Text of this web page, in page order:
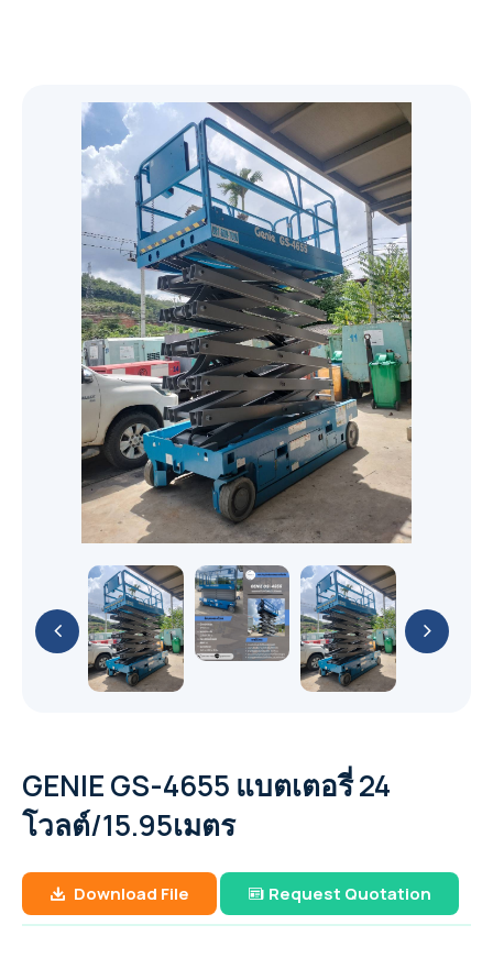
SF 1-6 scroll 1.5-5.5 kW/2-7.5 hp
AQ 15-55 VSD (15-55 kW/20-75 hp)
G
G 2-5/G 7-11/G 15-22/G 30-45/G 55-90 (2-
90 kW/3-120 hp)
Refrigerant Air Dryer
FX6-400 230V 50Hz
FD VSD 100-300, FD 5-95 and FX 5-300
Refrigerant Dryer F 6-400
Control & Monitor
CONTROL SOLUTIONS ES 4i & ES 6i
integrated control systems ES 6 wall-
mounted control system
Control solutions Equalizer 4.0 (EQ)
compressor room controller
GA
GA 30+-90/GA 37-110 VSD+ (30-110
kW/40-150 hp)
GA 30+-90 (30-90 kW/40-125 hp)
GA 11-26 / GA 11+-30 (11-30 kW / 15-40 hp)
Oil inject screw
Air Quality
GAVSD+
GA 37-110 VSD+ (37-110 kW/50-150 hp)
GA 7-37 VSD+ (7-37 kW/10-50 hp)
GA 22-37 VSDS (22-37 kW/30-50 hp)
GA 5-37 VSDS (5-37 kW/7-50 hp)
Filter
Air treatment solutions
Compressed air filters
Nitrogen & Oxygen
On-site industrial gases
GAVSDIPM
XA(H,T,V)S 350-450 T2 WUX
THE POWER OF CONNECTIVITY
QAS 325-400 (50-60 Hz)
Rental Aircompressor
XAS 97
51 mm (2") PRO-FLO BOLTED PLASTIC
PUMP
38 mm (1-1/2") PRO-FLO BOLTED PLASTIC
PUMP
25 mm (1") PRO-FLO BOLTED PLASTIC
PUMP
13 mm (1/2") PRO-FLO BOLTED PLASTIC
PUMP
6 mm (1/4") PRO-FLO BOLTED PLASTIC
PUMP
38 mm (1-1/2") PRO-FLO BOLTED METAL
PUMP
38 mm (1-1/2") PRO-FLO SHIFT CLAMPED
PLASTIC PUMP
76 mm (3") PRO-FLO SHIFT CLAMPED
METAL PUMP
51 mm (2") PRO-FLO SHIFT CLAMPED
METAL PUMP
38 mm (1-1/2") PRO-FLO SHIFT CLAMPED
METAL PUMP
13 mm (1/2") PRO-FLO SHIFT CLAMPED
METAL PUMP
76 mm (3") PRO-FLO SHIFT BOLTED
PLASTIC PUMP
51 mm (2") PRO-FLO SHIFT BOLTED
PLASTIC PUMP
PLASTIC PUMP
76 mm (3") PRO-FLO SHIFT BOLTED METAL
51 mm (2") PRO-FLO SHIFT BOLTED METAL
Original Series
Diaphragms
Diaphragms
Yale HTP Push trolley
Electric Trolleys
Yale VTE-U Electric trolley
Trolley and Beam Clamps
Yale CTP Trolley clamp
Yale YC Beam clamp
Explosion Proof Trolleys
Yale HTG ATEX Push and geared trolley
Yale HTP ATEX Push and geared trolley
Textile Lifiting Slings
07 Textile Lifiting Slings
Lever Hoists
YaleERGO 360® UT Ratchet lever hoist
with safety gear
Yalehandy Ratchet Lever hoist
YaleERGO 360 Ratchet lever hoist
Hand Chain Hoists
YaleLift IT Hand chain hoist with integrated
push or geared type trolley
YaleLift LH Hand chain hoist with
integrated push or geared type trolley
(low headroom)
Cable Puller and Acccessories
Yale Pulley blocks
Explosion Proof (ATEX) Hand Chain Hoists
YaleLift LH ATEX Hand chain hoist with
integrated push or geared type trolley
(low headroom)
integrated push or geared type trolley
Yalelift 360 ATEX Hand chain hoist
Hoisting and Lifting
GENIE Z-80/60 น้ำมันดีเซล/23.77เมตร
GENIE Z-60/34 น้ำมันดีเซล/18.39เมตร
GENIE Z-45/25J แบตเตอร์รี่ 48
โวลต์/15.94เมตร
GENIE S-85 น้ำมันดีเซล/25.90เมตร
X-Lift
GENIE GS-2032 แบตเตอรี่ 24 โวลต์/6.10เมตร
GENIE GS-4655 แบตเตอรี่ 24
โวลต์/15.95เมตร
GENIE GS-4047 แบตเตอรี่ 24
โวลต์/11.89เมตร
GENIE GS-2646 แบตเตอรี่ 24
โวลต์/7.92เมตร
Personal - Lift
GENIE AWP-40S แบตเตอรี่ 24
โวลต์/12.29เมตร
เหล็กโครงสร้างรูปพรรณรีดเย็น
เหล็กกล่องแบนกัลวาไนส์ (Galvanized Steel
Square Pipes)
เหล็กกล่องสี่เหลี่ยมกัลวาไนซ์ (Galvanized
Steel Square Pipes)
เหล็กตัวซี (C Light Lip Channel)
เหล็กกล่องแบน (Carbon Steel Rectangular
Pipes)
API (ASTM) A53
เหล็กกล่องสี่เหลี่ยม (Carbon Steel Square
Pipes)
เหล็กท่อประปากัลวาไนซ์ (Galvanized Steel
Pipe)
เหล็กเสริมคอนกรีต หรือเหล็กเส้นก่อสร้าง
เหล็กข้ออ้อย (Deformed Bars Steel)
เหล็กเพลาขาว (Cold Drawn Bar)
เหล็กเส้นกลม (Round Bar Steel)
เหล็กโครงสร้างรูปพรรณรีดร้อน
เหล็กฉาก (Equal Angles Steel)
เหล็กรางพับ (Cold Formed Channel)
เหล็กไวด์แฟรงค์ (Wide Flange Steel)
เหล็กรางน้ำ (Channel Steel)
เหล็กไอบีม (I-Beam Steel)
เหล็กเอชบีม (H-Beam Steel)
เหล็กโครงสร้างทั่วๆ ไป
เหล็กแผ่นชุบซิงค์ (Electro Galvanized Steel
Sheet)
เหล็กสี่เหลี่ยมตัน (Steel Square Bars)
เหล็กแผ่น หรือ เหล็กแผ่นดำ (Hot Rolled Steel
Plate And Sheet)
เหล็กแผ่นลาย (Checkered Plate)
เหล็กแบน (Flat Bars Steel)
อุปกรณ์โรงงาน
Parts
สกรูน็อตแหวนสแตนเลส
สกรูน็อตแหวนมิลดำ
สกรูน็อตแหวนชุบขาว
GENIE GS-4655 แบตเตอรี่ 24
โวลต์/15.95เมตร
Download File Request Quotation